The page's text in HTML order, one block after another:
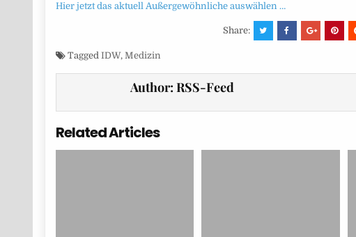
Hier jetzt das aktuell Außergewöhnliche auswählen …
Share:
Tagged IDW, Medizin
Author:RSS-Feed
Related Articles